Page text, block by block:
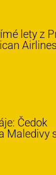
lety z
Airlines
Čedok
Maledivy